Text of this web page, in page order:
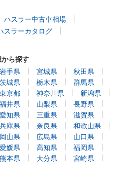
ハスラー中古車相場
スラーカタログ
ら探す
岩手県 宮城県
秋田県
茨城県 栃木県
群馬県
東京都 神奈川県
新潟県
福井県 山梨県
長野県
愛知県 三重県
滋賀県
兵庫県 奈良県
和歌山県
岡山県 広島県
山口県
愛媛県 高知県
福岡県
熊本県 大分県
宮崎県